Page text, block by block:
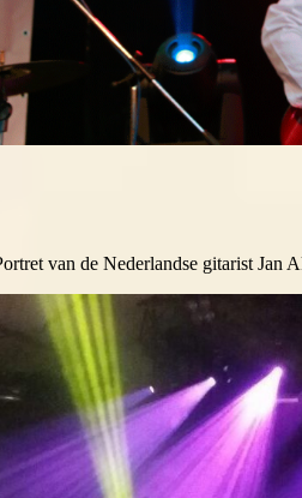
van de Nederlandse gitarist Jan